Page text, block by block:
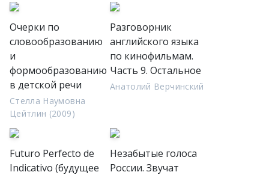
Очерки по
словообразованию
и
формообразованию
в детской речи
Стелла Наумовна
Цейтлин (2009)
Разговорник
английского языка
по кинофильмам.
Часть 9. Остальное
Анатолий Верчинский
Futuro Perfecto de
Indicativo (будущее
Незабытые голоса
России. Звучат